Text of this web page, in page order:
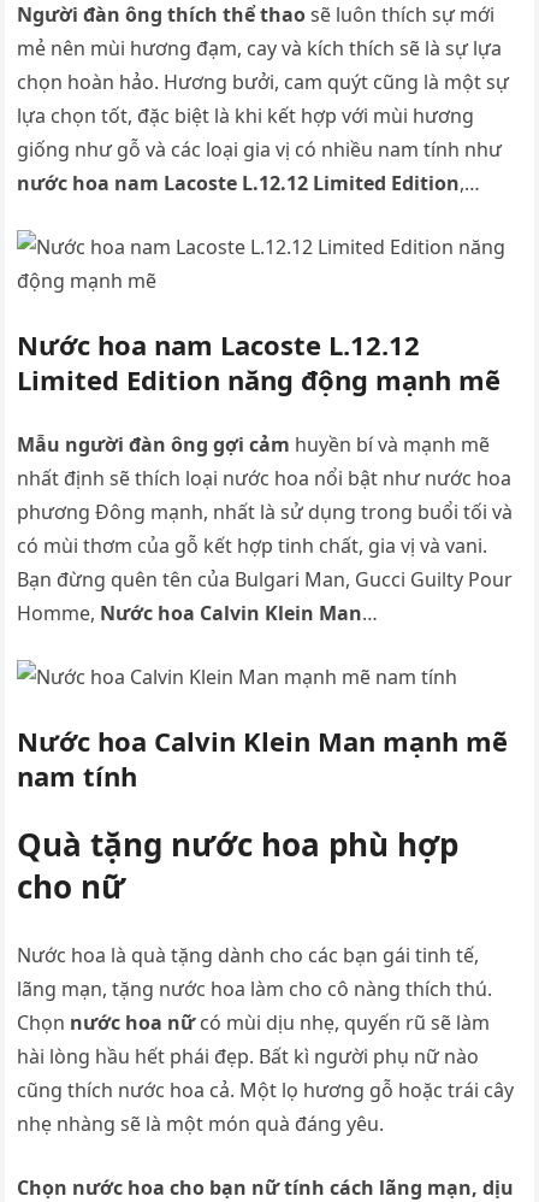
Người đàn ông thích thể thaosẽ luôn thích sự mới
mẻ nên mùi hương đạm, cay và kích thích sẽ là sự lựa
chọn hoàn hảo. Hương bưởi, cam quýt cũng là một sự
lựa chọn tốt, đặc biệt là khi kết hợp với mùi hương
giống như gỗ và các loại gia vị có nhiều nam tính như
nước hoa nam Lacoste L.12.12 Limited Edition,…
Nước hoa nam Lacoste L.12.12
Limited Edition năng động mạnh mẽ
Mẫu người đàn ông gợi cảm huyền bí và mạnh mẽ
nhất định sẽ thích loại nước hoa nổi bật như nước hoa
phương Đông mạnh, nhất là sử dụng trong buổi tối và
có mùi thơm của gỗ kết hợp tinh chất, gia vị và vani.
Bạn đừng quên tên của Bulgari Man, Gucci Guilty Pour
Homme, Nước hoa Calvin Klein Man…
Nước hoa Calvin Klein Man mạnh mẽ
nam tính
Quà tặng nước hoa phù hợp
cho nữ
Nước hoa là quà tặng dành cho các bạn gái tinh tế,
lãng mạn, tặng nước hoa làm cho cô nàng thích thú.
Chọn nước hoa nữcó mùi dịu nhẹ, quyến rũ sẽ làm
hài lòng hầu hết phái đẹp. Bất kì người phụ nữ nào
cũng thích nước hoa cả. Một lọ hương gỗ hoặc trái cây
nhẹ nhàng sẽ là một món quà đáng yêu.
Chọn nước hoa cho bạn nữ tính cách lãng mạn, dịu